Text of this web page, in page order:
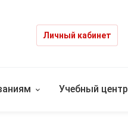
Личный кабинет
Учебный центр